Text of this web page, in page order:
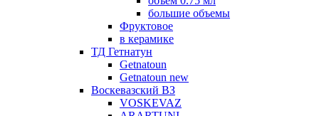
большие объемы
Фруктовое
в керамике
ТД Гетнатун
Getnatoun
Getnatoun new
Воскевазский ВЗ
VOSKEVAZ